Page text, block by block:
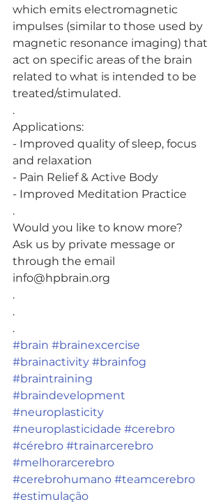
which emits electromagnetic
impulses (similar to those used by
magnetic resonance imaging) that
act on specific areas of the brain
related to what is intended to be
treated/stimulated.
.
Applications:
- Improved quality of sleep, focus
and relaxation
- Pain Relief & Active Body
- Improved Meditation Practice
.
Would you like to know more?
Ask us by private message or
through the email
info@hpbrain.org
.
.
.
#brain #brainexcercise
#brainactivity #brainfog
#braintraining
#braindevelopment
#neuroplasticity
#neuroplasticidade #cerebro
#cérebro #trainarcerebro
#melhorarcerebro
#cerebrohumano #teamcerebro
#estimulação